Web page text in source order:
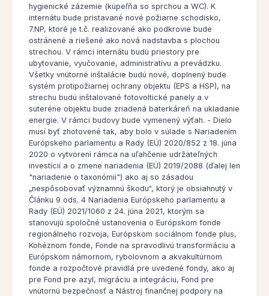
hygienické zázemie (kúpeľňa so sprchou a WC). K
internátu bude pristavané nové požiarne schodisko,
7.NP, ktoré je t.č. realizované ako podkrovie bude
ostránené a riešené ako nová nadstavba s plochou
strechou. V rámci internátu budú priestory pre
ubytovanie, vyučovanie, administratívu a prevádzku.
Všetky vnútorné inštalácie budú nové, doplnený bude
systém protipožiarnej ochrany objektu (EPS a HSP), na
strechu budú inštalované fotovoltické panely a v
suteréne objektu bude zriadená baterkáreň na ukladanie
energie. V rámci budovy bude vymenený výťah. - Dielo
musí byť zhotovené tak, aby bolo v súlade s Nariadením
Európskeho parlamentu a Rady (EÚ) 2020/852 z 18. júna
2020 o vytvorení rámca na uľahčenie udržateľných
investícií a o zmene nariadenia (EÚ) 2019/2088 (ďalej len
"nariadenie o taxonómii") ako aj so zásadou
„nespôsobovať významnú škodu“, ktorý je obsiahnutý v
Článku 9 ods. 4 Nariadenia Európskeho parlamentu a
Rady (EÚ) 2021/1060 z 24. júna 2021, ktorým sa
stanovujú spoločné ustanovenia o Európskom fonde
regionálneho rozvoja, Európskom sociálnom fonde plus,
Kohéznom fonde, Fonde na spravodlivú transformáciu a
Európskom námornom, rybolovnom a akvakultúrnom
fonde a rozpočtové pravidlá pre uvedené fondy, ako aj
pre Fond pre azyl, migráciu a integráciu, Fond pre
vnútornú bezpečnosť a Nástroj finančnej podpory na